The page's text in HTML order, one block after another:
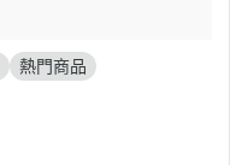
熱門商品